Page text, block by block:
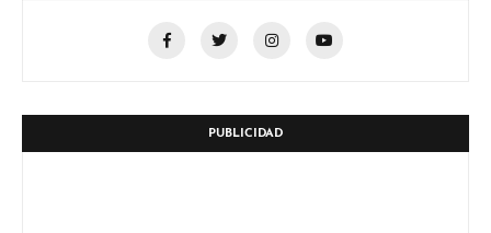
PUBLICIDAD